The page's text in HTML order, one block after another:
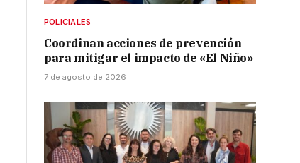
POLICIALES
Coordinan acciones de prevención
para mitigar el impacto de «El Niño»
7 de agosto de 2026